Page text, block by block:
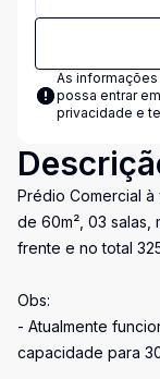
As
possa entrar
privacidade e
Prédio Comercial
de 60m², 03 salas,
frente e no total
Obs:
- Atualmente
capacidade para